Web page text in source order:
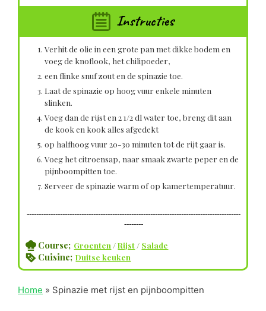
Instructies
Verhit de olie in een grote pan met dikke bodem en
voeg de knoflook, het chilipoeder,
een flinke snuf zout en de spinazie toe.
Laat de spinazie op hoog vuur enkele minuten
slinken.
Voeg dan de rijst en 2 1/2 dl water toe, breng dit aan
de kook en kook alles afgedekt
op halfhoog vuur 20-30 minuten tot de rijt gaar is.
Voeg het citroensap, naar smaak zwarte peper en de
pijnboompitten toe.
Serveer de spinazie warm of op kamertemperatuur.
------------------------------------------------------------------------------------------
--------
Course; Groenten /Rijst / Salade
Cuisine; Duitse keuken
Home » Spinazie met rijst en pijnboompitten